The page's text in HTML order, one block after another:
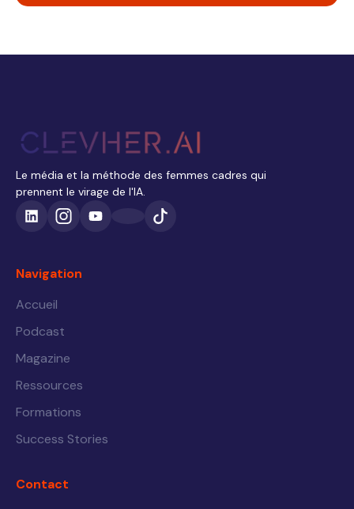
Le média et la méthode des femmes cadres qui
prennent le virage de l'IA.
Navigation
Accueil
Podcast
Magazine
Ressources
Formations
Success Stories
Contact